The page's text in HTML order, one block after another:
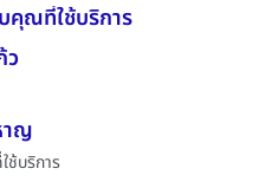
คุณที่ใช้บริการ
ว
าญ
บริการ